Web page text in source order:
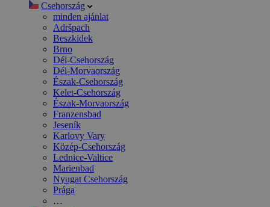
Csehország
minden ajánlat
Adršpach
Beszkidek
Brno
Dél-Csehország
Dél-Morvaország
Észak-Csehország
Kelet-Csehország
Észak-Morvaország
Franzensbad
Jeseník
Karlovy Vary
Közép-Csehország
Lednice-Valtice
Marienbad
Nyugat Csehország
Prága
…